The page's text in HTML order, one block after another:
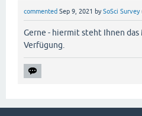
commented Sep 9, 2021 bySoSci Survey
Gerne - hiermit steht Ihnen
Verfügung.